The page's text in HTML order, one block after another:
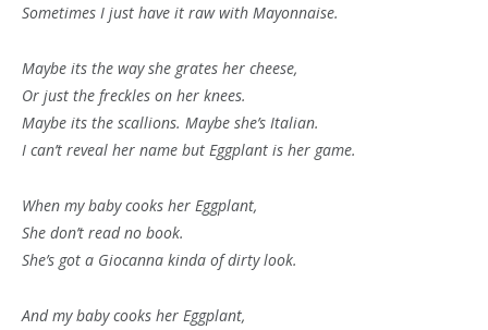
Sometimes I just have it raw with Mayonnaise.
Maybe its the way she grates her cheese,
Or just the freckles on her knees.
Maybe its the scallions. Maybe she’s Italian.
I can’t reveal her name but Eggplant is her game.
When my baby cooks her Eggplant,
She don’t read no book.
She’s got a Giocanna kinda of dirty look.
And my baby cooks her Eggplant,